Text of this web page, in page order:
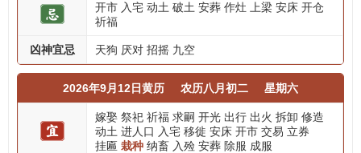
开市 入宅 动土 破土 安葬 作灶 上梁 安床 开仓
祈福
凶神宜忌 天狗 厌对 招摇 九空
2026年9月12日黄历 农历八月初二 星期六
嫁娶 祭祀 祈福 求嗣 开光 出行 出火 拆卸 修造
动土 进人口 入宅 移徙 安床 开市 交易 立券
挂匾 栽种 纳畜 入殓 安葬 除服 成服